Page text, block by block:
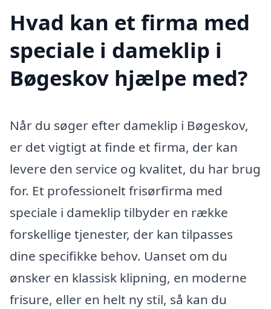
Hvad kan et firma med
speciale i dameklip i
Bøgeskov hjælpe med?
Når du søger efter dameklip i Bøgeskov,
er det vigtigt at finde et firma, der kan
levere den service og kvalitet, du har brug
for. Et professionelt frisørfirma med
speciale i dameklip tilbyder en række
forskellige tjenester, der kan tilpasses
dine specifikke behov. Uanset om du
ønsker en klassisk klipning, en moderne
frisure, eller en helt ny stil, så kan du